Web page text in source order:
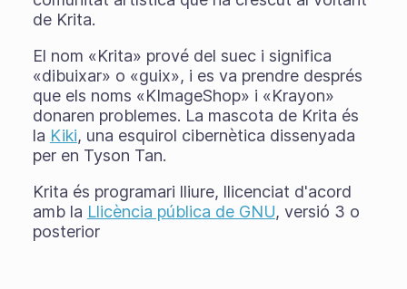
de Krita.
El nom «Krita» prové del suec i significa
«dibuixar» o «guix», i es va prendre després
que els noms «KImageShop» i «Krayon»
donaren problemes. La mascota de Krita és
la Kiki, una esquirol cibernètica dissenyada
per en Tyson Tan.
Krita és programari lliure, llicenciat d'acord
amb la Llicència pública de GNU, versió 3 o
posterior